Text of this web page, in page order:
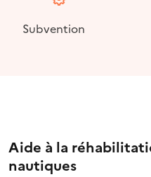
Subvention
Aide à la
nautiques